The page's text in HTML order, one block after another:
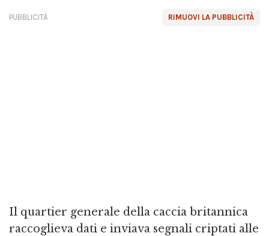
RIMUOVI LA PUBBLICITÀ
PUBBLICITÀ
Il quartier generale della caccia britannica
raccoglieva dati e inviava segnali criptati alle